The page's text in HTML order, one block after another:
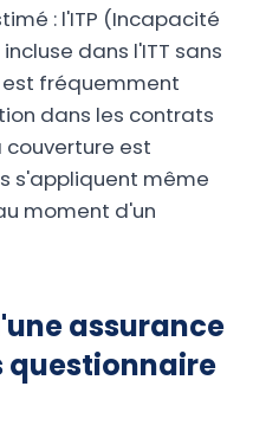
: l'ITP (Incapacité
dans l'ITT sans
fréquemment
dans les contrats
couverture est
s'appliquent même
moment d'un
assurance
questionnaire